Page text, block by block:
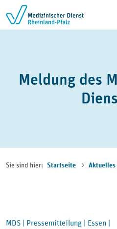
Zum Inhalt springen
Meldung des
Sie sind hier: Startseite Aktuelles
MDS | Pressemitteilung | Essen |